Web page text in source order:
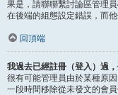
果是，請聯聯繫討論區管理
在後端的組態設定錯誤，而他
回頂端
我過去已經註冊（登入）過
很有可能管理員由於某種原
一段時間移除從未發文的會